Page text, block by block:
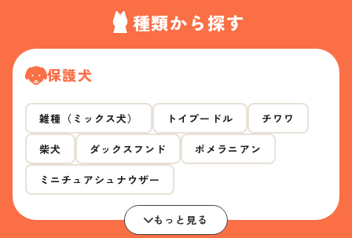
種類から探す
保護犬
雑種（ミックス犬） トイプードル チワワ
柴犬 ダックスフンド ポメラニアン
ミニチュアシュナウザー
もっと見る